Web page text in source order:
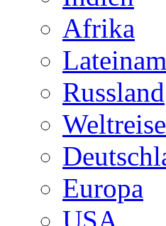
Afrika
Russland
Europa